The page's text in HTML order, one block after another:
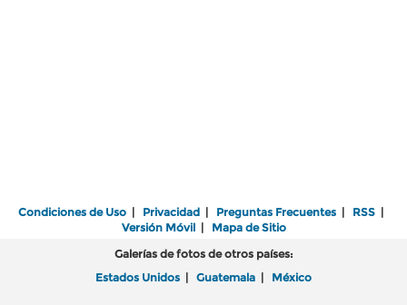
Condiciones de Uso | Privacidad | Preguntas Frecuentes | RSS |
Versión Móvil| Mapa de Sitio
Galerías de fotos de otros países:
Estados Unidos | Guatemala | México